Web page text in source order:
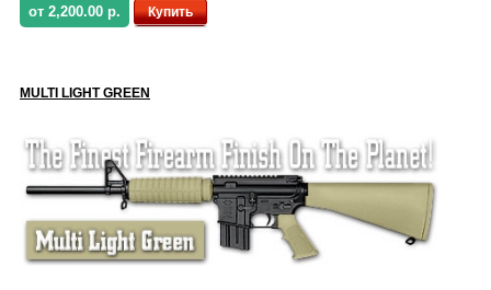
от 2,200.00 р. Купить
MULTI LIGHT GREEN